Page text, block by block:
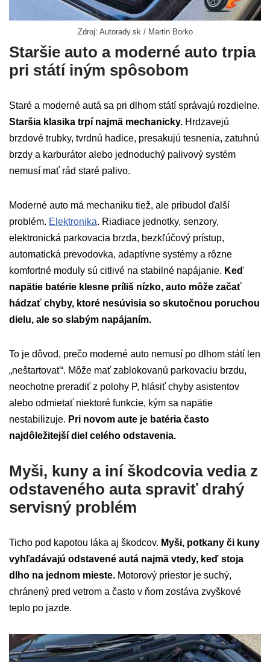
Zdroj: Autorady.sk / Martin Borko
Staršie auto a moderné auto trpia
pri státí iným spôsobom
Staré a moderné autá sa pri dlhom státí správajú rozdielne.
Staršia klasika trpí najmä mechanicky. Hrdzavejú
brzdové trubky, tvrdnú hadice, presakujú tesnenia, zatuhnú
brzdy a karburátor alebo jednoduchý palivový systém
nemusí mať rád staré palivo.
Moderné auto má mechaniku tiež, ale pribudol ďalší
problém. Elektronika. Riadiace jednotky, senzory,
elektronická parkovacia brzda, bezkľúčový prístup,
automatická prevodovka, adaptívne systémy a rôzne
komfortné moduly sú citlivé na stabilné napájanie. Keď
napätie batérie klesne príliš nízko, auto môže začať
hádzať chyby, ktoré nesúvisia so skutočnou poruchou
dielu, ale so slabým napájaním.
To je dôvod, prečo moderné auto nemusí po dlhom státí len
„neštartovať“. Môže mať zablokovanú parkovaciu brzdu,
neochotne preradiť z polohy P, hlásiť chyby asistentov
alebo odmietať niektoré funkcie, kým sa napätie
nestabilizuje. Pri novom aute je batéria často
najdôležitejší diel celého odstavenia.
Myši, kuny a iní škodcovia vedia z
odstaveného auta spraviť drahý
servisný problém
Ticho pod kapotou láka aj škodcov. Myši, potkany či kuny
vyhľadávajú odstavené autá najmä vtedy, keď stoja
dlho na jednom mieste. Motorový priestor je suchý,
chránený pred vetrom a často v ňom zostáva zvyškové
teplo po jazde.